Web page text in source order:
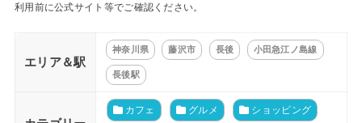
利用前に公式サイト等でご確認ください。
エリア＆駅
神奈川県 藤沢市 長後 小田急江ノ島線
長後駅
カフェ グルメ ショッピング